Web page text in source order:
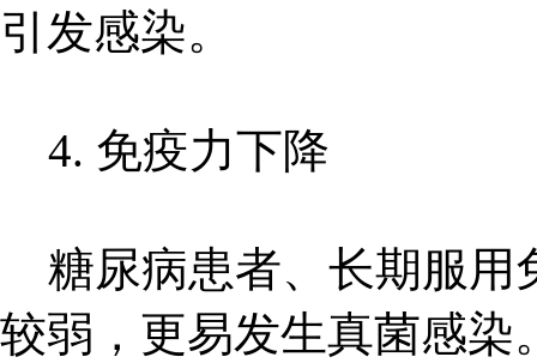
引发感染。
4. 免疫力下降
糖尿病患者、长期服用
较弱，更易发生真菌感染